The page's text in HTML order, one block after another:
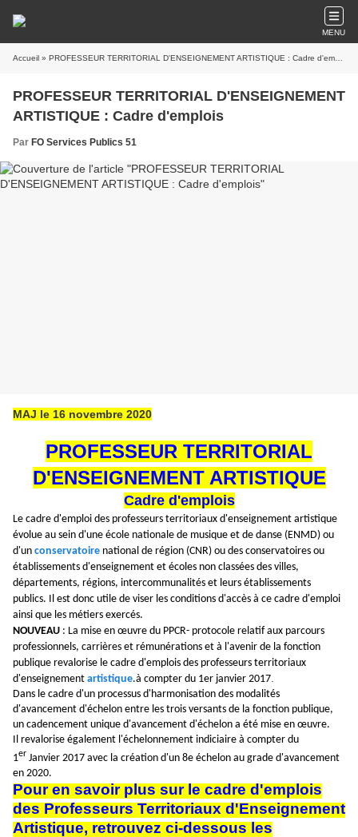
MENU
Accueil » PROFESSEUR TERRITORIAL D'ENSEIGNEMENT ARTISTIQUE : Cadre d'emplois
PROFESSEUR TERRITORIAL D'ENSEIGNEMENT
ARTISTIQUE : Cadre d'emplois
Par FO Services Publics 51
MAJ le 16 novembre 2020
PROFESSEUR TERRITORIAL
D'ENSEIGNEMENT ARTISTIQUE
Cadre d'emplois
Le cadre d'emploi des professeurs territoriaux d'enseignement artistique
évolue au sein d'une école nationale de musique et de danse (ENMD) ou
d'un conservatoire national de région (CNR) ou des conservatoires ou
établissements d'enseignement et écoles non classées des villes,
départements, régions, intercommunalités et leurs établissements
publics. Il est donc utile de viser les conditions d'accès à ce cadre d'emploi
ainsi que les métiers exercés.
NOUVEAU : La mise en œuvre du PPCR- protocole relatif aux parcours
professionnels, carrières et rémunérations et à l'avenir de la fonction
publique revalorise le cadre d'emplois des professeurs territoriaux
d'enseignement artistique.à compter du 1er janvier 2017
Dans le cadre d'un processus d'harmonisation des modalités
d'avancement d'échelon entre les trois versants de la fonction publique,
un cadencement unique d'avancement d'échelon a été mise en œuvre.
Il revalorise également l'échelonnement indiciaire à compter du
1er Janvier 2017 avec la création d'un 8e échelon au grade d'avancement
en 2020.
Pour en savoir plus sur le cadre d'emplois
des Professeurs Territoriaux d'Enseignement
Artistique, retrouvez ci-dessous les